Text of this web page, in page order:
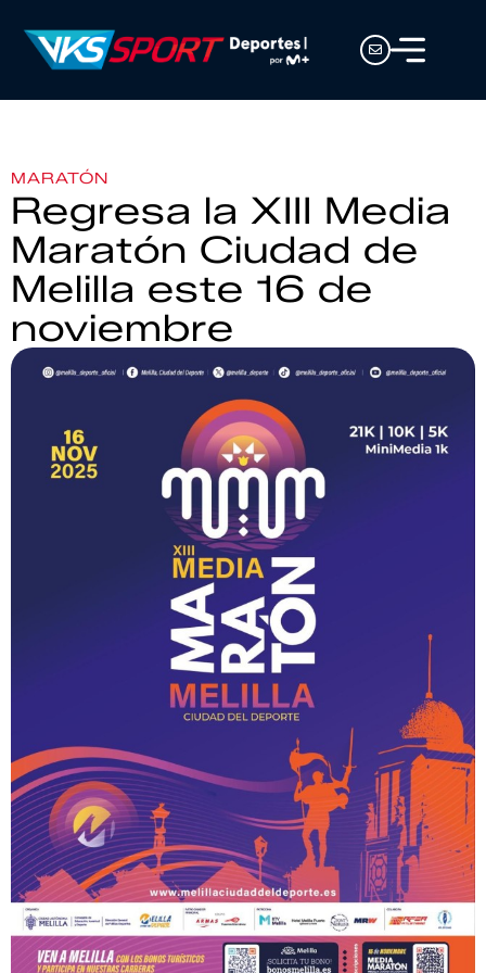
MARATÓN
Regresa la XIII Media
Maratón Ciudad de
Melilla este 16 de
noviembre